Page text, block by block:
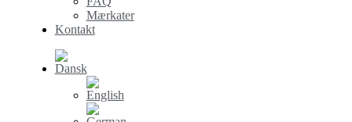
Mærkater
Kontakt